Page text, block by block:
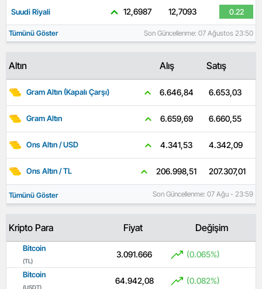
Suudi Riyali 12,6987 12,7093 0.22
Tümünü Göster Son Güncellenme: 07 Ağustos 23:50
Altın Alış Satış
Gram Altın (Kapalı Çarşı) 6.646,84 6.653,03
Gram Altın 6.659,69 6.660,55
Ons Altın / USD 4.341,53 4.342,09
Ons Altın / TL 206.998,51 207.307,01
Tümünü Göster Son Güncellenme: 07 Ağu - 23:59
Kripto Para Fiyat Değişim
Bitcoin
(TL)
3.091.666 (0.065%)
Bitcoin
(USDT)
64.942,08 (0.082%)